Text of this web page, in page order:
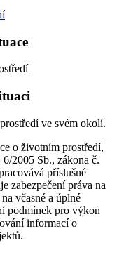
ve svém okolí.
o životním prostředí,
2005 Sb., zákona č.
příslušné
zabezpečení práva na
včasné a úplné
podmínek pro výkon
informací o